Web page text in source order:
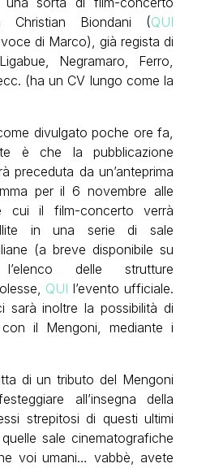
Christian Biondani (QUI
di Marco), già regista di
Negramaro, Ferro,
(ha un CV lungo come la
divulgato poche ore fa,
è che la pubblicazione
preceduta da un’anteprima
per il 6 novembre alle
cui il film-concerto verrà
in una serie di sale
(a breve disponibile su
l’elenco delle strutture
QUI l’evento ufficiale.
sarà inoltre la possibilità di
il Mengoni, mediante i
di un tributo del Mengoni
all’insegna della
strepitosi di questi ultimi
sale cinematografiche
voi umani… vabbè, avete